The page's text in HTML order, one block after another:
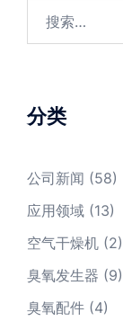
索：
分类
公司新闻 (58)
应用领域 (13)
空气干燥机 (2)
臭氧发生器 (9)
臭氧配件 (4)